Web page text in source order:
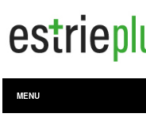
MENU